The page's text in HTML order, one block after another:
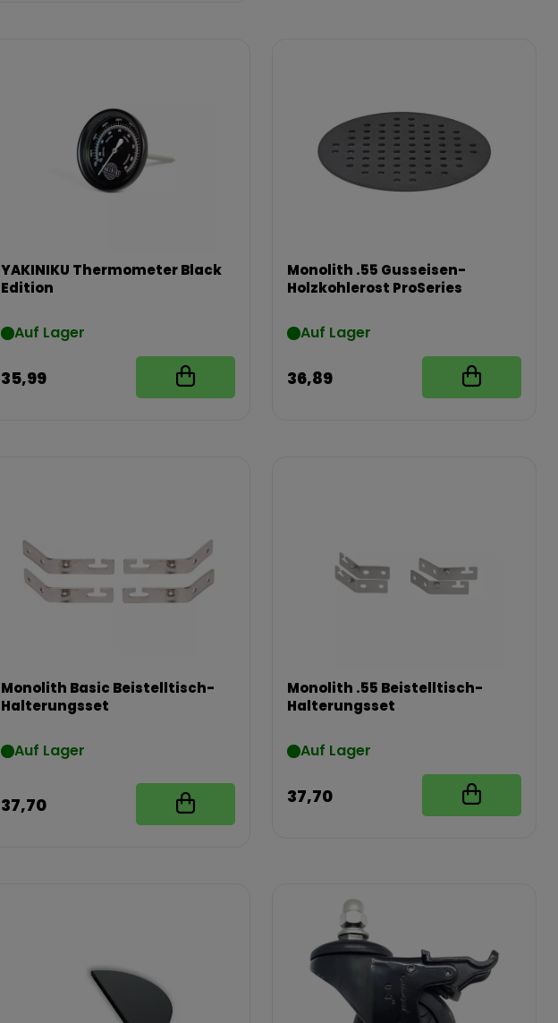
YAKINIKU Thermometer Black
Edition
Auf Lager
35,99
Monolith .55 Gusseisen-
Holzkohlerost ProSeries
Auf Lager
36,89
Monolith Basic Beistelltisch-
Halterungsset
Auf Lager
37,70
Monolith .55 Beistelltisch-
Halterungsset
Auf Lager
37,70